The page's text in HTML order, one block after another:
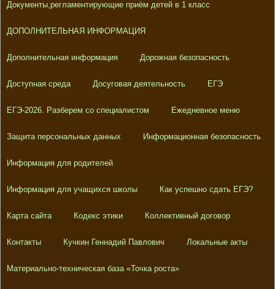
Документы,регламентирующие приём детей в 1 класс
ДОПОЛНИТЕЛЬНАЯ ИНФОРМАЦИЯ
Дополнительная информация Дорожная безопасность
Доступная среда Досуговая деятельность ЕГЭ
ЕГЭ-2026. Разберем со специалистом Ежедневное меню
Защита персональных данных Информационная безопасность
Информация для родителей
Информация для учащихся школы Как успешно сдать ЕГЭ?
Карта сайта Кодекс этики Коллективный договор
Контакты Кучкин Геннадий Павлович Локальные акты
Материально-техническая база «Точка роста»